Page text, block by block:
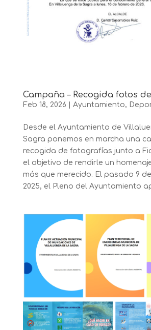
Campaña – Recogida fotos
Feb 18, 2026 Ayuntamiento,
Desde el Ayuntamiento de
Sagra ponemos en marcha una
recogida de fotografías junto a
el objetivo de rendirle un
más que merecido. El pasado 9
2025, el Pleno del Ayuntamiento